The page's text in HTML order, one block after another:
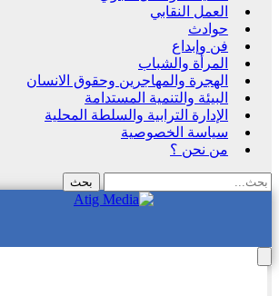
العمل النقابي
حوادث
فن وإبداع
المرأة والشباب
الهجرة والمهاجرين وحقوق الانسان
البيئة والتنمية المستدامة
الإدارة الترابية والسلطة المحلية
سياسة الخصوصية
من نحن ؟